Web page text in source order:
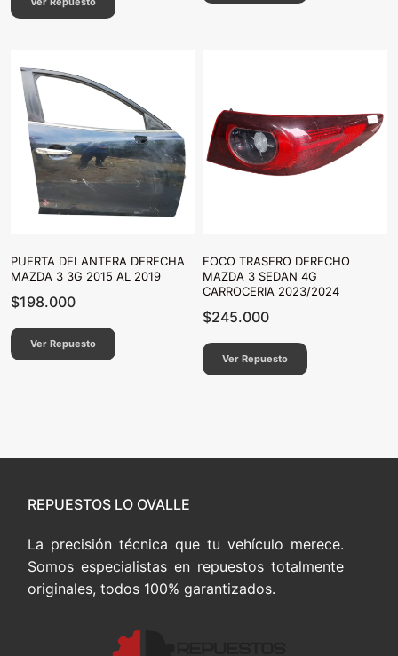
PUERTA DELANTERA DERECHA
MAZDA 3 3G 2015 AL 2019
$198.000
Ver Repuesto
FOCO TRASERO DERECHO
MAZDA 3 SEDAN 4G
CARROCERIA 2023/2024
$245.000
Ver Repuesto
REPUESTOS LO OVALLE
La precisión técnica que tu vehículo merece.
Somos especialistas en repuestos totalmente
originales, todos 100% garantizados.